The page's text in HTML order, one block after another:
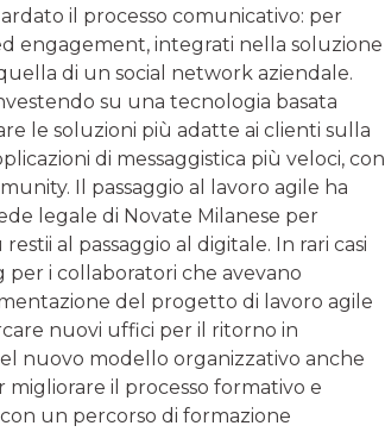
il processo comunicativo: per
engagement, integrati nella soluzione
di un social network aziendale.
su una tecnologia basata
le soluzioni più adatte ai clienti sulla
di messaggistica più veloci, con
Il passaggio al lavoro agile ha
legale di Novate Milanese per
al passaggio al digitale. In rari casi
per i collaboratori che avevano
del progetto di lavoro agile
nuovi uffici per il ritorno in
nuovo modello organizzativo anche
il processo formativo e
un percorso di formazione